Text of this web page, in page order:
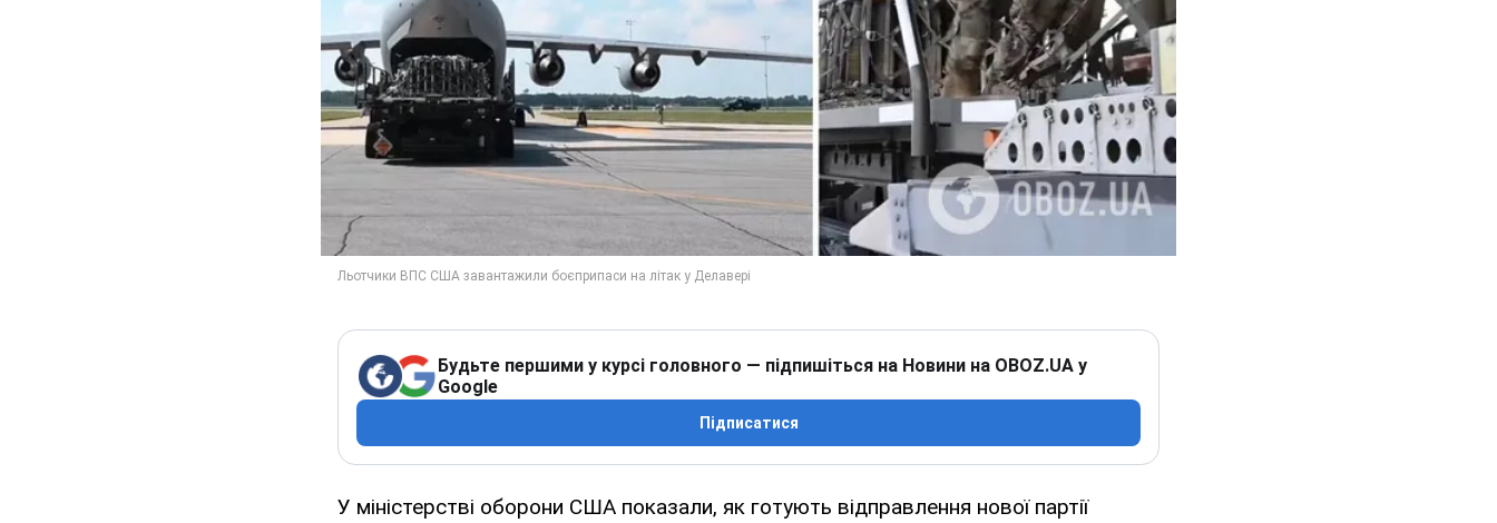
Будьте першими у курсі головного — підпишіться на Новини на OBOZ.UA у
Google
Підписатися
У міністерстві оборони США показали, як готують відправлення нової партії